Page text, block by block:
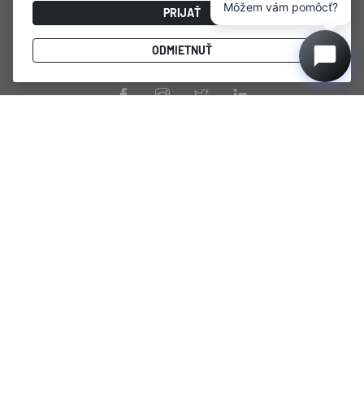
Oceňovaná značka, profesionálne riešenia skladovania a
chladenia vína doma, minimalistický a funkčný dizajn, praktické
vnútorné usporiadanie, najmodernejšia technológia a
energeticky úsporný výkon.
PRIJAŤ
ODMIETNUŤ
Môžem vám pomôcť?